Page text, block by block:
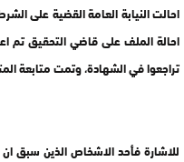
احالت النيابة العامة القضية على
احالة الملف على قاضي التحقيق تم
تراجعوا في الشهادة، وتمت متابعة
للاشارة فأحد الاشخاص الذين سبق ان